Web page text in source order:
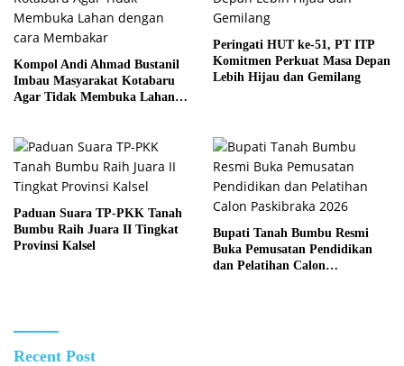
Kompol Andi Ahmad Bustanil
Imbau Masyarakat Kotabaru
Agar Tidak Membuka Lahan
Peringati HUT ke-51, PT ITP
Komitmen Perkuat Masa Depan
Lebih Hijau dan Gemilang
Paduan Suara TP-PKK Tanah
Bumbu Raih Juara II Tingkat
Provinsi Kalsel
Bupati Tanah Bumbu Resmi
Buka Pemusatan Pendidikan
dan Pelatihan Calon
Recent Post